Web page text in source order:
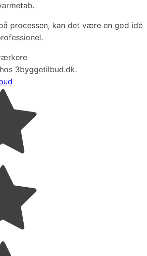
processen, kan det være en god idé
3byggetilbud.dk.